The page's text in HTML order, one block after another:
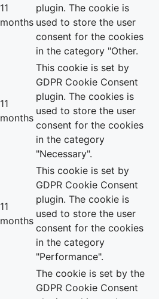
11
months
plugin. The cookie is
used to store the user
consent for the cookies
in the category "Other.
11
months
This cookie is set by
GDPR Cookie Consent
plugin. The cookies is
used to store the user
consent for the cookies
in the category
"Necessary".
11
months
This cookie is set by
GDPR Cookie Consent
plugin. The cookie is
used to store the user
consent for the cookies
in the category
"Performance".
The cookie is set by the
GDPR Cookie Consent